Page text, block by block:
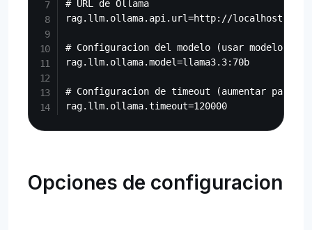
# URL de Ollama
rag.llm.ollama.api.url=http://
# Configuracion del modelo (usar modelo
rag.llm.ollama.model=llama3.3:70b
# Configuracion de timeout (aumentar para
Opciones de configuracion